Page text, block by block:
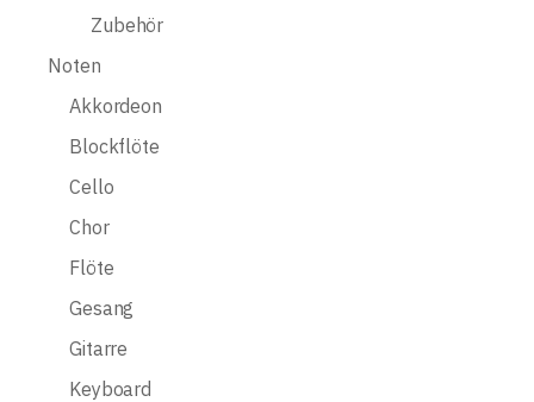
Zubehör
Noten
Akkordeon
Blockflöte
Cello
Chor
Flöte
Gesang
Gitarre
Keyboard